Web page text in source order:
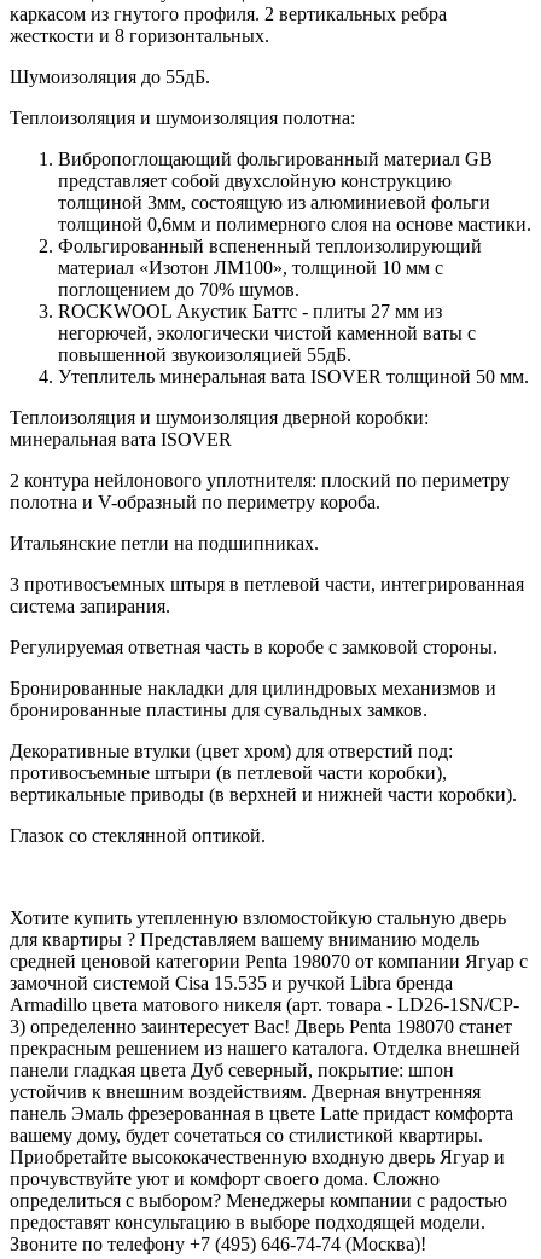
каркасом из гнутого профиля. 2 вертикальных ребра
жесткости и 8 горизонтальных.
Шумоизоляция до 55дБ.
Теплоизоляция и шумоизоляция полотна:
Вибропоглощающий фольгированный материал GB
представляет собой двухслойную конструкцию
толщиной 3мм, состоящую из алюминиевой фольги
толщиной 0,6мм и полимерного слоя на основе мастики.
Фольгированный вспененный теплоизолирующий
материал «Изотон ЛМ100», толщиной 10 мм с
поглощением до 70% шумов.
ROCKWOOL Акустик Баттс - плиты 27 мм из
негорючей, экологически чистой каменной ваты с
повышенной звукоизоляцией 55дБ.
Утеплитель минеральная вата ISOVER толщиной 50 мм.
Теплоизоляция и шумоизоляция дверной коробки:
минеральная вата ISOVER
2 контура нейлонового уплотнителя: плоский по периметру
полотна и V-образный по периметру короба.
Итальянские петли на подшипниках.
3 противосъемных штыря в петлевой части, интегрированная
система запирания.
Регулируемая ответная часть в коробе с замковой стороны.
Бронированные накладки для цилиндровых механизмов и
бронированные пластины для сувальдных замков.
Декоративные втулки (цвет хром) для отверстий под:
противосъемные штыри (в петлевой части коробки),
вертикальные приводы (в верхней и нижней части коробки).
Глазок со стеклянной оптикой.
Хотите купить утепленную взломостойкую стальную дверь
для квартиры ? Представляем вашему вниманию модель
средней ценовой категории Penta 198070 от компании Ягуар с
замочной системой Cisa 15.535 и ручкой Libra бренда
Armadillo цвета матового никеля (арт. товара - LD26-1SN/CP-
3) определенно заинтересует Вас! Дверь Penta 198070 станет
прекрасным решением из нашего каталога. Отделка внешней
панели гладкая цвета Дуб северный, покрытие: шпон
устойчив к внешним воздействиям. Дверная внутренняя
панель Эмаль фрезерованная в цвете Latte придаст комфорта
вашему дому, будет сочетаться со стилистикой квартиры.
Приобретайте высококачественную входную дверь Ягуар и
прочувствуйте уют и комфорт своего дома. Сложно
определиться с выбором? Менеджеры компании с радостью
предоставят консультацию в выборе подходящей модели.
Звоните по телефону +7 (495) 646-74-74 (Москва)!